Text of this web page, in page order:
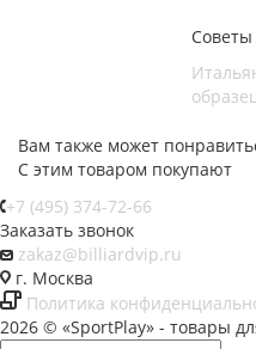
Советы
Вам также может
С этим товаром покупают
+7 (495) 374-72-66
Заказать звонок
zakaz@billiardvip.ru
г. Москва
Политика
2026 © «SportPlay» - товары